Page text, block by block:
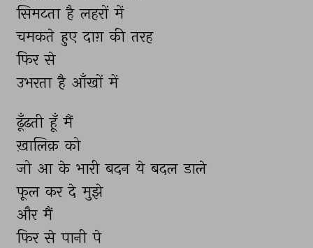
सिमटता है लहरों में
चमकते हुए दाग़ की तरह
फिर से
उभरता है आँखों में
ढूँढती हूँ मैं
ख़ालिक़ को
जो आ के भारी बदन ये बदल डाले
फूल कर दे मुझे
और मैं
फिर से पानी पे